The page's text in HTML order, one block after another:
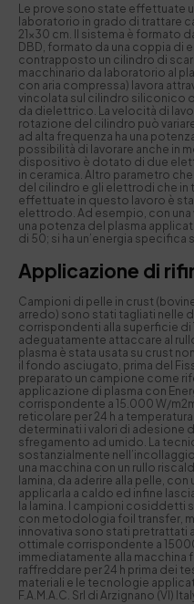
Le prove sono state effettuate
laboratorio in grado di trattare
21×30 cm. Il sistema è formato
DBD, formato da una coppia di
contrapposto un cilindro di
macchinario da laboratorio al
con aria compressa) lavora
vincolata sul cilindro siliconico
da dielettrico. La velocità di
rotazione del cilindro può
ad alta frequenza ha una
possibilità di lavorare anche in
dispositivo è dotato di due
in ceramica. Altro parametro
del cilindro e gli elettrodi che in
effettuate in questo lavoro è
elettrodo. Ad esempio, con una
una potenza del plasma
di 50; si ha un’energia specifica
Applicazione di
Campioni di pelle in crust
arredo) sono stati tagliati nelle
corrispondenti alla superficie
adeguatamente attaccare al
plasma è stata usata su crust
il fondo asciugato, prima del
preparato un campione come
applicazione di plasma con
corrispondente a 15.000 W/
reticolare per 24 h a
determinati i valori di adesione
sfregamento ad umido. La
sostanzialmente
una macchina con un rullo
lamina, da aderire alla pelle,
applicarla a caldo ed infine
la lamina. I campioni
con metodologia foil transfer,
innovativa sono stati pretrattati
ottimale corrispondente a
immediatamente alla macchina
raffreddare per 24 h prima dei
materiali e le tecnologie
F.A.M.A.C. Srl di Arzignano (VI)